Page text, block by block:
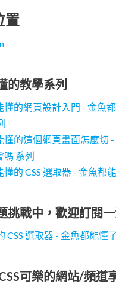
置
的教學系列
懂的網頁設計入門 - 金魚
懂的這個網頁畫面怎麼切
系列
懂的 CSS 選取器 - 金魚都
挑戰中，歡迎訂閱
CSS 選取器 - 金魚都能懂
可樂的網站/頻道